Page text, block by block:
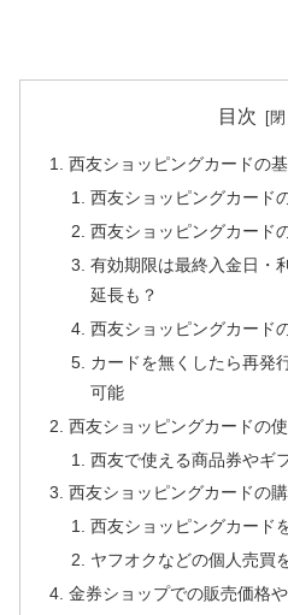
目次
西友ショッピングカードの
西友ショッピングカード
西友ショッピングカード
有効期限は最終入金日・
延長も？
西友ショッピングカード
カードを無くしたら再発
可能
西友ショッピングカードの
西友で使える商品券やギ
西友ショッピングカードの
西友ショッピングカード
ヤフオクなどの個人売買
金券ショップでの販売価格